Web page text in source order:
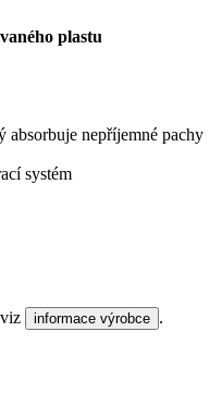
plastu
absorbuje nepříjemné pachy
systém
informace výrobce .